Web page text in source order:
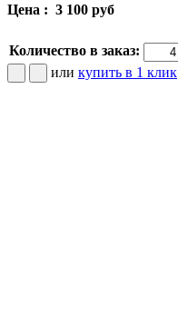
Цена : 3 100 руб
Количество в заказ:
или купить в 1 клик